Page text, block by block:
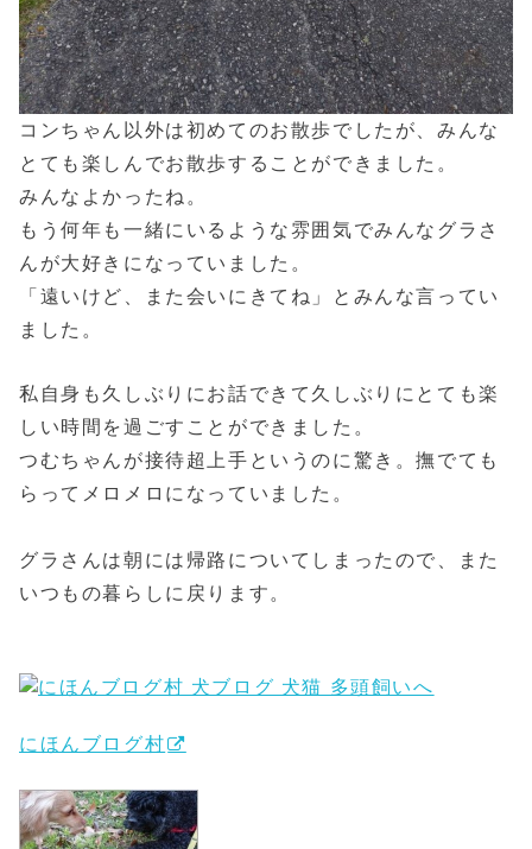
コンちゃん以外は初めてのお散歩でしたが、みんな
とても楽しんでお散歩することができました。
みんなよかったね。
もう何年も一緒にいるような雰囲気でみんなグラさ
んが大好きになっていました。
「遠いけど、また会いにきてね」とみんな言ってい
ました。
私自身も久しぶりにお話できて久しぶりにとても楽
しい時間を過ごすことができました。
つむちゃんが接待超上手というのに驚き。撫でても
らってメロメロになっていました。
グラさんは朝には帰路についてしまったので、また
いつもの暮らしに戻ります。
にほんブログ村